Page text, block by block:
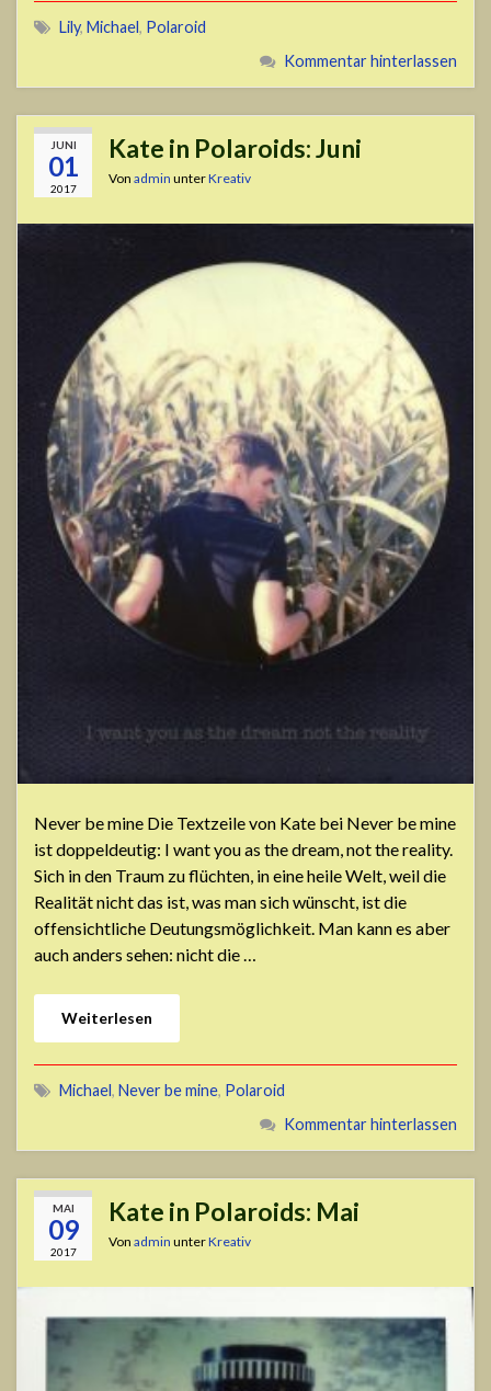
Lily, Michael, Polaroid
Kommentar hinterlassen
JUNI
01
2017
Kate in Polaroids: Juni
Von admin unterKreativ
Never be mine Die Textzeile von Kate bei Never be mine
ist doppeldeutig: I want you as the dream, not the reality.
Sich in den Traum zu flüchten, in eine heile Welt, weil die
Realität nicht das ist, was man sich wünscht, ist die
offensichtliche Deutungsmöglichkeit. Man kann es aber
auch anders sehen: nicht die …
Weiterlesen
Michael, Never be mine, Polaroid
Kommentar hinterlassen
MAI
09
2017
Kate in Polaroids: Mai
Von admin unterKreativ